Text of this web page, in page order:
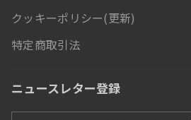
クッキーポリシー(更新)
特定商取引法
ニュースレター登録